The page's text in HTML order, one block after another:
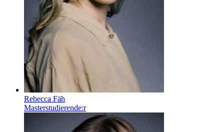
Rebecca Fäh
Masterstudierende:r